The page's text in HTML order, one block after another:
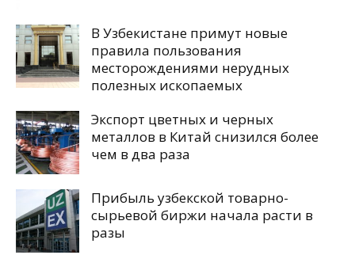
В Узбекистане примут новые
правила пользования
месторождениями нерудных
полезных ископаемых
Экспорт цветных и черных
металлов в Китай снизился более
чем в два раза
Прибыль узбекской товарно-
сырьевой биржи начала расти в
разы